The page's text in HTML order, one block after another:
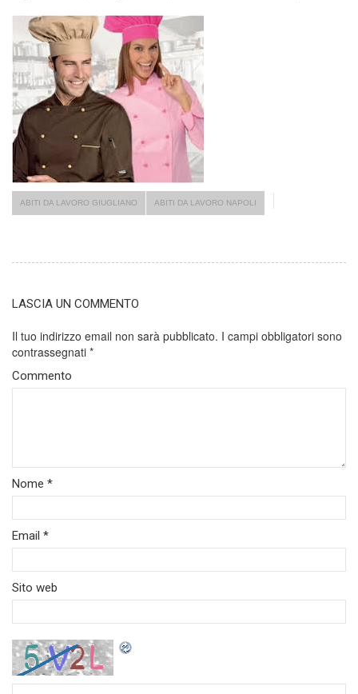
ABITI DA LAVORO GIUGLIANO ABITI DA LAVORO NAPOLI
LASCIA UN COMMENTO
Il tuo indirizzo email non sarà pubblicato. I campi obbligatori sono
contrassegnati *
Commento
Nome *
Email *
Sito web